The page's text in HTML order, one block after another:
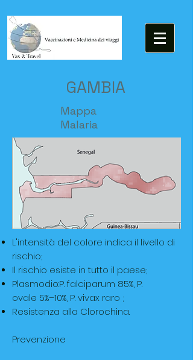
GAMBIA
Mappa
Malaria
L'intensità del colore indica il livello di
rischio;
Il rischio esiste in tutto il paese;
Plasmodio:P. falciparum 85%, P.
ovale 5%–10%, P. vivax raro ;
Resistenza alla Clorochina.
Prevenzione